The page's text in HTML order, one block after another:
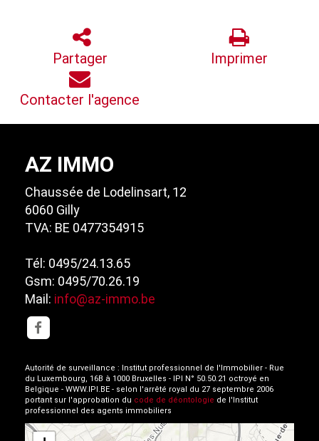
Partager Imprimer
Contacter l'agence
AZ IMMO
Chaussée de Lodelinsart, 12
6060 Gilly
TVA: BE 0477354915
Tél: 0495/24.13.65
Gsm: 0495/70.26.19
Mail: info@az-immo.be
Autorité de surveillance : Institut professionnel de l'Immobilier - Rue
du Luxembourg, 16B à 1000 Bruxelles - IPI N° 50.50.21 octroyé en
Belgique - WWW.IPI.BE - selon l'arrêté royal du 27 septembre 2006
portant sur l'approbation du code de déontologie de l'Institut
professionnel des agents immobiliers